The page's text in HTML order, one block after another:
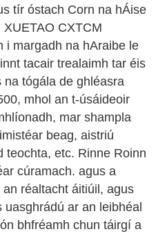
tír óstach Corn na hÁise
CXTCM
i margadh na hAraibe le
tacair trealaimh tar éis
na tógála de ghléasra
mhol an t-úsáideoir
mar shampla
beag, aistriú
teochta, etc. Rinne Roinn
cúramach. agus a
réaltacht áitiúil, agus
ar an leibhéal
bhfréamh chun táirgí a